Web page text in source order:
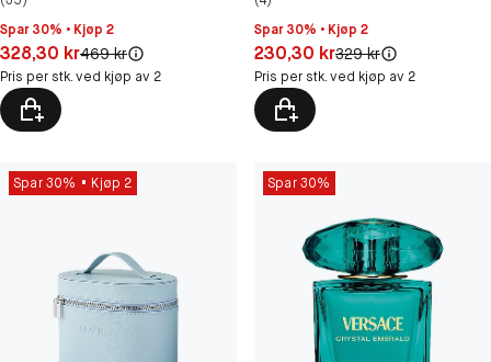
Spar 30% • Kjøp 2
Pris: 328,30 kr
328,30 krOriginal pris:
469 kr
Pris per stk. ved kjøp av 2
Spar 30% • Kjøp 2
Pris: 230,30 kr
230,30 krOriginal pris:
329 kr
Pris per stk. ved kjøp av 2
Spar 30% Kjøp 2 Spar 30%